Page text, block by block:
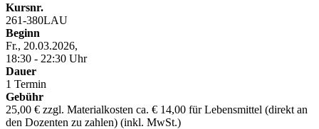
Kursnr.
261-380LAU
Beginn
Fr., 20.03.2026,
18:30 - 22:30 Uhr
Dauer
1 Termin
Gebühr
25,00 € zzgl. Materialkosten ca. € 14,00 für Lebensmittel (direkt an
den Dozenten zu zahlen) (inkl. MwSt.)